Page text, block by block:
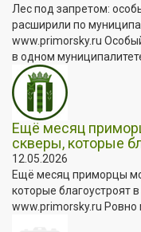
Лес под запретом:
расширили по
www.primorsky.ru
в одном
Ещё месяц
скверы, которые
12.05.2026
Ещё месяц приморцы
которые благоустроят
www.primorsky.ru Ровно